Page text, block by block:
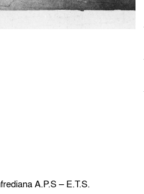
A.P.S – E.T.S.